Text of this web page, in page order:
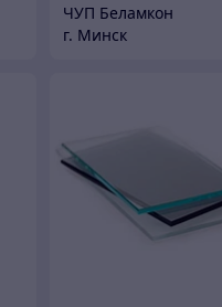
ЧУП Беламкон
г. Минск